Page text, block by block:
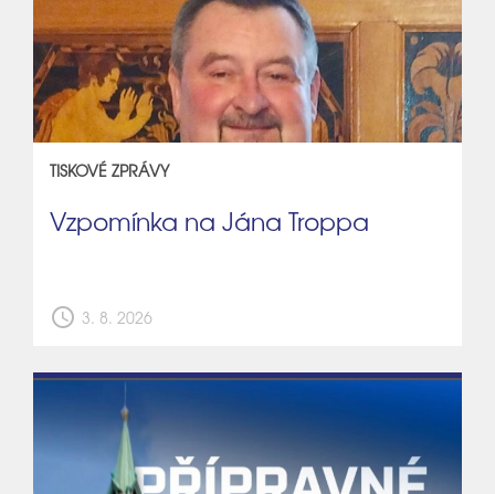
TISKOVÉ ZPRÁVY
Vzpomínka na Jána Troppa
schedule 3. 8. 2026